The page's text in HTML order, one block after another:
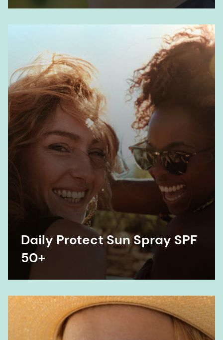
Daily Protect Sun Spray SPF
50+